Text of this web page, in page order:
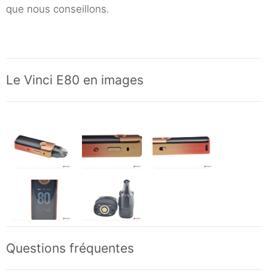
que nous conseillons.
Le Vinci E80 en images
Questions fréquentes